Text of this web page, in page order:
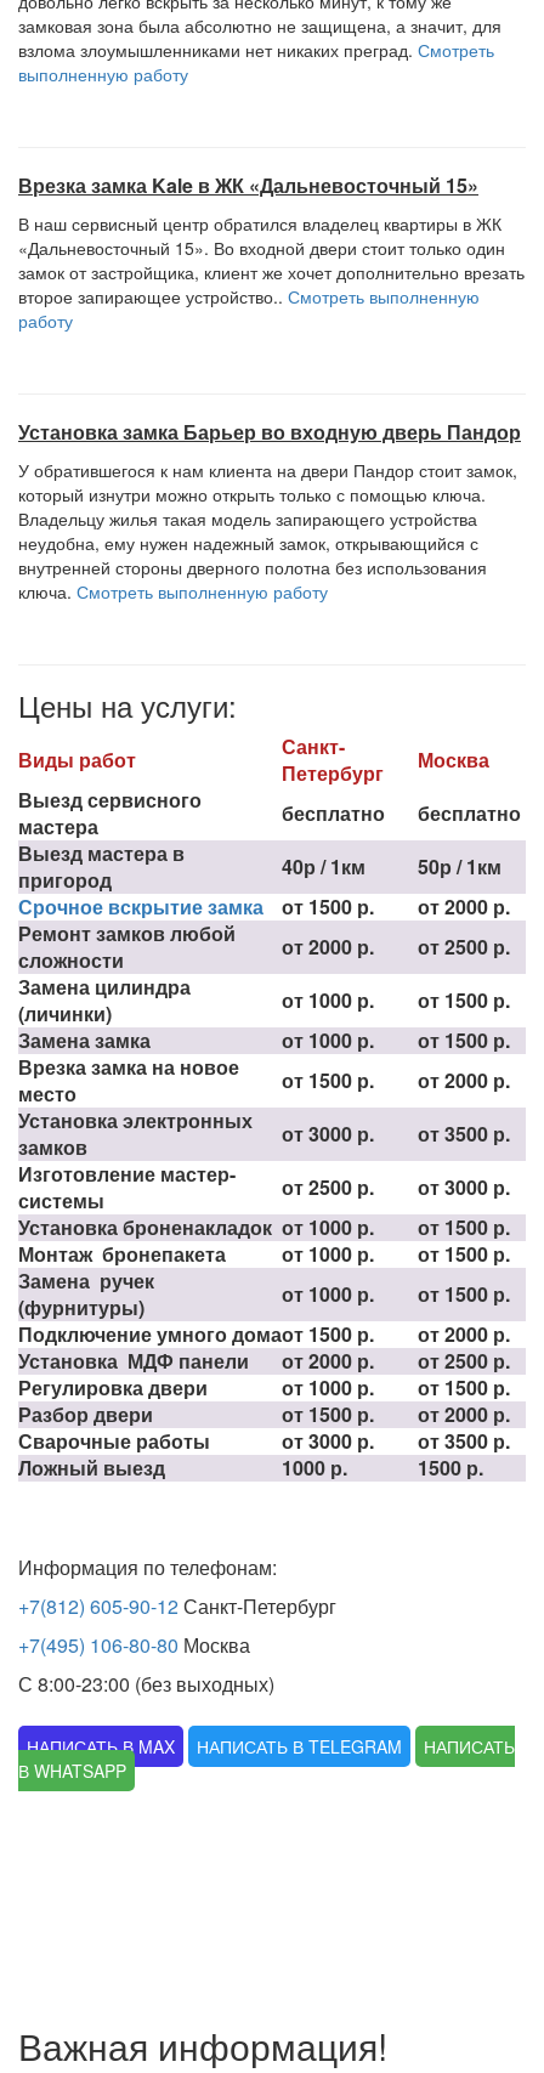
замковая зона была абсолютно не защищена, а значит, для
взлома злоумышленниками нет никаких преград. Смотреть
выполненную работу
Врезка замка Kale в ЖК «Дальневосточный 15»
В наш сервисный центр обратился владелец квартиры в ЖК
«Дальневосточный 15». Во входной двери стоит только один
замок от застройщика, клиент же хочет дополнительно врезать
второе запирающее устройство.. Смотреть выполненную
работу
Установка замка Барьер во входную дверь Пандор
У обратившегося к нам клиента на двери Пандор стоит замок,
который изнутри можно открыть только с помощью ключа.
Владельцу жилья такая модель запирающего устройства
неудобна, ему нужен надежный замок, открывающийся с
внутренней стороны дверного полотна без использования
ключа. Смотреть выполненную работу
Цены на услуги:
Виды работ
Санкт-
Петербург
Москва
Выезд сервисного
мастера
бесплатно
бесплатно
Выезд мастера в
пригород
40р / 1км
50р / 1км
Срочное вскрытие замка
от 1500 р.
от 2000 р.
Ремонт замков любой
сложности
от 2000 р.
от 2500 р.
Замена цилиндра
(личинки)
от 1000 р.
от 1500 р.
Замена замка
от 1000 р.
от 1500 р.
Врезка замка на новое
место
от 1500 р.
от 2000 р.
Установка электронных
замков
от 3000 р.
от 3500 р.
Изготовление мастер-
системы
от 2500 р.
от 3000 р.
Установка броненакладок от 1000 р.
от 1500 р.
Монтаж бронепакета
от 1000 р.
от 1500 р.
Замена ручек
(фурнитуры)
от 1000 р.
от 1500 р.
Подключение умного домаот 1500 р.
от 2000 р.
Установка МДФ панели
от 2000 р.
от 2500 р.
Регулировка двери
от 1000 р.
от 1500 р.
Разбор двери
от 1500 р.
от 2000 р.
Сварочные работы
от 3000 р.
от 3500 р.
Ложный выезд
1000 р. 1500 р.
Информация по телефонам:
+7(812) 605-90-12Санкт-Петербург
+7(495) 106-80-80 Москва
С 8:00-23:00 (без выходных)
НАПИСАТЬ В MAX НАПИСАТЬ В TELEGRAM
НАПИСАТЬ
В WHATSAPP
Важная информация!